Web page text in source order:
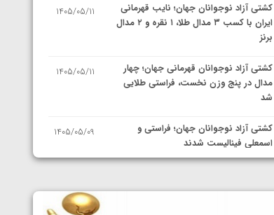
کشتی آزاد نوجوانان جهان؛ نایب قهرمانی
ایران با کسب ۳ مدال طلا، ۱ نقره و ۲ مدال
برنز
1405/05/11
کشتی آزاد نوجوانان قهرمانی جهان؛ چهار
مدال در پنج وزن نخست، فراستی طلایی
شد
1405/05/11
کشتی آزاد نوجوانان جهان؛ فراستی و
اسمعلی فینالیست شدند
1405/05/09
نمایندگان ایران مشخص شدند